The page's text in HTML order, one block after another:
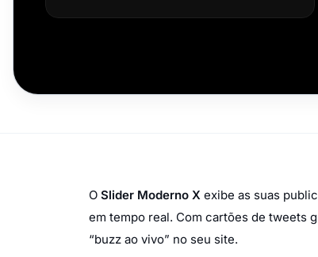
O Slider Moderno X exibe as suas
em tempo real. Com cartões de tweets
“buzz ao vivo” no seu site.